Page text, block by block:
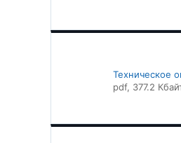
Техническое
pdf, 377.2